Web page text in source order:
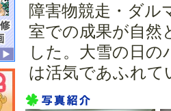
４月：わんわんウォーキン
グ
2014年
１２月：クリスマスパーテ
ィー
５月：運動会
障害物競走・ダル
室での成果が自然
した。大雪の日
は活気であふれて